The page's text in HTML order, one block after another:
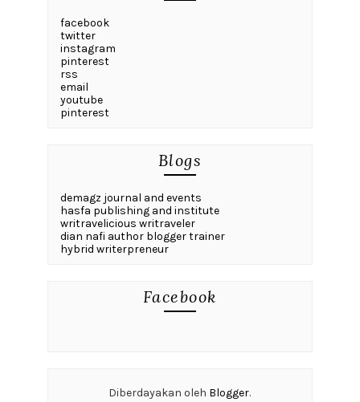
facebook
twitter
instagram
pinterest
rss
email
youtube
pinterest
Blogs
demagz journal and events
hasfa publishing and institute
writravelicious writraveler
dian nafi author blogger trainer
hybrid writerpreneur
Facebook
Diberdayakan oleh Blogger.